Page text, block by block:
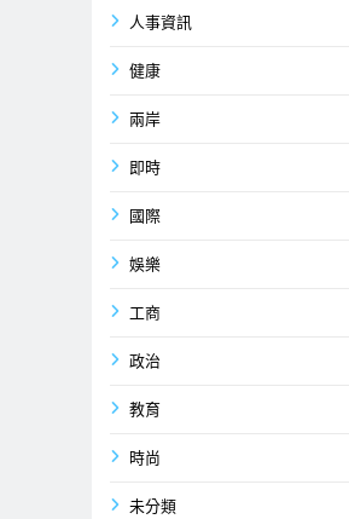
人事資訊
健康
兩岸
即時
國際
娛樂
工商
政治
教育
時尚
未分類